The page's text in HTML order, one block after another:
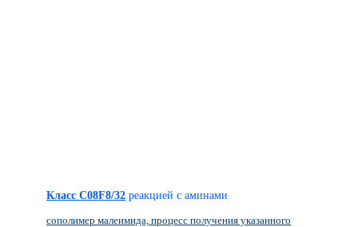
Класс C08F8/32 реакцией с аминами
сополимер малеимида, процесс получения указанного